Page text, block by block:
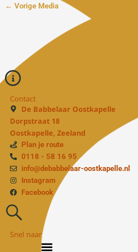
← Vorige Media
Contact
De Babbelaar Oostkapelle
Dorpstraat 18
Oostkapelle, Zeeland
Plan je route
0118 - 58 16 95
info@debabbelaar-oostkapelle.nl
Instagram
Facebook
Snel naar
Menu